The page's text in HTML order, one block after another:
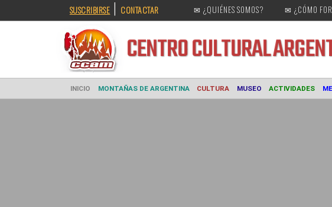
SUSCRIBIRSE | CONTACTAR ✉ ¿QUIÉNES SOMOS? ✉ ¿CÓMO
CENTRO CULTURAL
INICIO MONTAÑAS DE ARGENTINA CULTURA MUSEO